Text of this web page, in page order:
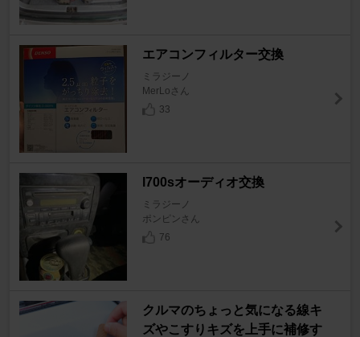
エアコンフィルター交換
ミラジーノ
MerLoさん
33
l700sオーディオ交換
ミラジーノ
ポンピンさん
76
クルマのちょっと気になる線キ
ズやこすりキズを上手に補修す